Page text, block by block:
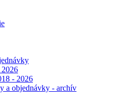
- 2026
a objednávky - archív